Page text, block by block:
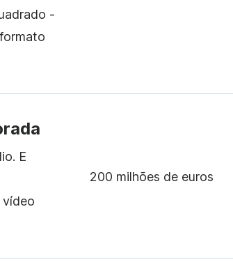
-
E
vídeo
200 milhões de euros